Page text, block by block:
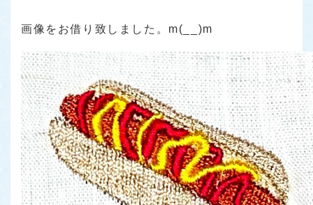
画像をお借り致しました。m(__)m